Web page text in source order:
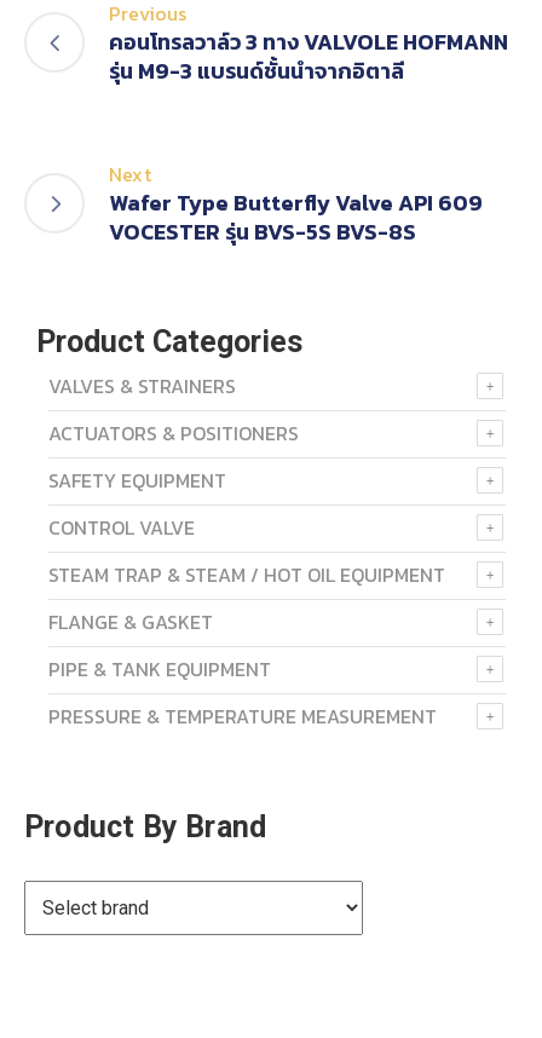
Previous
คอนโทรลวาล์ว 3 ทาง VALVOLE HOFMANN
รุ่น M9-3 แบรนด์ชั้นนำจากอิตาลี
Next
Wafer Type Butterfly Valve API 609
VOCESTER รุ่น BVS-5S BVS-8S
Product Categories
VALVES & STRAINERS
ACTUATORS & POSITIONERS
SAFETY EQUIPMENT
CONTROL VALVE
STEAM TRAP & STEAM / HOT OIL EQUIPMENT
FLANGE & GASKET
PIPE & TANK EQUIPMENT
PRESSURE & TEMPERATURE MEASUREMENT
Product By Brand